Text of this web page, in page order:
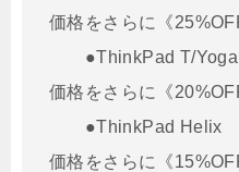
価格をさらに《
●ThinkPad T/
価格をさらに《
●ThinkPad
価格をさらに《